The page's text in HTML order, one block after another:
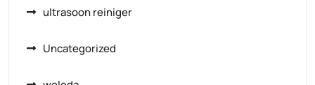
ultrasoon reiniger
Uncategorized